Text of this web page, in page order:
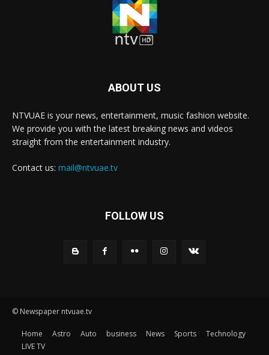
ABOUT US
NTVUAE is your news, entertainment, music fashion website.
We provide you with the latest breaking news and videos
straight from the entertainment industry.
Contact us: mail@ntvuae.tv
FOLLOW US
© Newspaper ntvuae.tv
Home Astro Auto business News Sports
Technology
LIVE TV